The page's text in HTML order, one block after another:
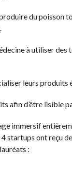
du poisson
à utiliser des
leurs produits
afin d’être lisible
immersif
startups ont reçu
: